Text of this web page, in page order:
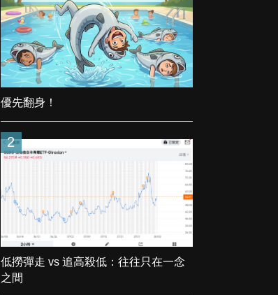
優先翻身！
2
低撈彈走 vs 追高殺低：往往只在一念
之間